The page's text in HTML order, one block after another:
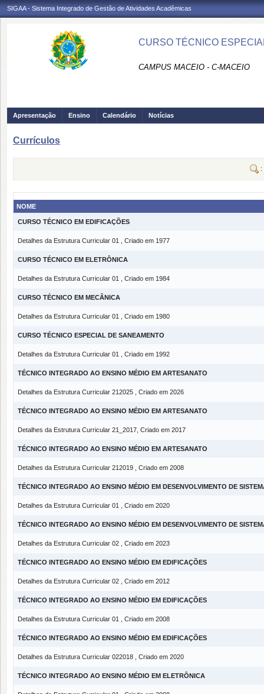
SIGAA - Sistema Integrado de Gestão de Atividades Acadêmicas
CURSO TÉCNICO
CAMPUS MACEIO - C-MACEIO
Apresentação Ensino Calendário Notícias
Currículos
:
NOME
CURSO TÉCNICO EM EDIFICAÇÕES
Detalhes da Estrutura Curricular 01 , Criado em 1977
CURSO TÉCNICO EM ELETRÔNICA
Detalhes da Estrutura Curricular 01 , Criado em 1984
CURSO TÉCNICO EM MECÂNICA
Detalhes da Estrutura Curricular 01 , Criado em 1980
CURSO TÉCNICO ESPECIAL DE SANEAMENTO
Detalhes da Estrutura Curricular 01 , Criado em 1992
TÉCNICO INTEGRADO AO ENSINO MÉDIO EM ARTESANATO
Detalhes da Estrutura Curricular 212025 , Criado em 2026
TÉCNICO INTEGRADO AO ENSINO MÉDIO EM ARTESANATO
Detalhes da Estrutura Curricular 21_2017, Criado em 2017
TÉCNICO INTEGRADO AO ENSINO MÉDIO EM ARTESANATO
Detalhes da Estrutura Curricular 212019 , Criado em 2008
TÉCNICO INTEGRADO AO ENSINO MÉDIO EM DESENVOLVIMENTO DE
Detalhes da Estrutura Curricular 01 , Criado em 2020
TÉCNICO INTEGRADO AO ENSINO MÉDIO EM DESENVOLVIMENTO DE
Detalhes da Estrutura Curricular 02 , Criado em 2023
TÉCNICO INTEGRADO AO ENSINO MÉDIO EM EDIFICAÇÕES
Detalhes da Estrutura Curricular 02 , Criado em 2012
TÉCNICO INTEGRADO AO ENSINO MÉDIO EM EDIFICAÇÕES
Detalhes da Estrutura Curricular 01 , Criado em 2008
TÉCNICO INTEGRADO AO ENSINO MÉDIO EM EDIFICAÇÕES
Detalhes da Estrutura Curricular 022018 , Criado em 2020
TÉCNICO INTEGRADO AO ENSINO MÉDIO EM ELETRÔNICA